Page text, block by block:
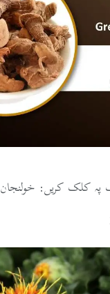
پہ کلک کریں: